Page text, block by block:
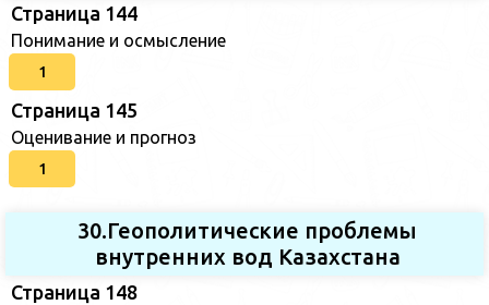
Страница 144
Понимание и осмысление
1
Страница 145
Оценивание и прогноз
1
30.Геополитические проблемы
внутренних вод Казахстана
Страница 148